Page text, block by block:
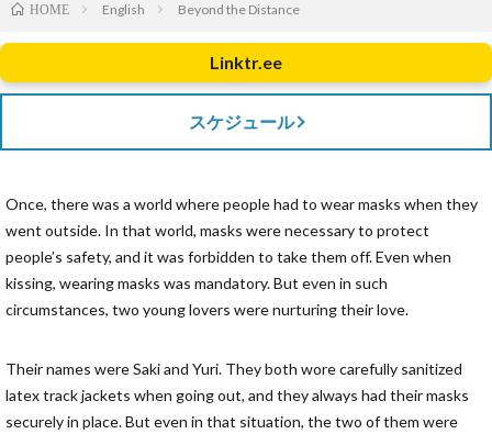
HOME English Beyond the Distance
Linktr.ee
スケジュール
Once, there was a world where people had to wear masks when they
went outside. In that world, masks were necessary to protect
people’s safety, and it was forbidden to take them off. Even when
kissing, wearing masks was mandatory. But even in such
circumstances, two young lovers were nurturing their love.
Their names were Saki and Yuri. They both wore carefully sanitized
latex track jackets when going out, and they always had their masks
securely in place. But even in that situation, the two of them were